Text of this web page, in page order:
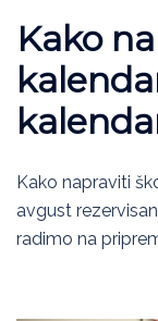
Kako
Kako napraviti
avgust
radimo na